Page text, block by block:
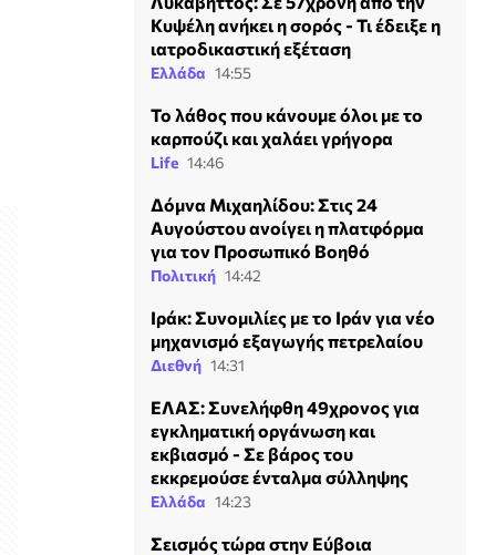
Κυψέλη ανήκει η σορός - Τι έδειξε η
ιατροδικαστική εξέταση
Ελλάδα 14:55
Το λάθος που κάνουμε όλοι με το
καρπούζι και χαλάει γρήγορα
Life 14:46
Δόμνα Μιχαηλίδου: Στις 24
Αυγούστου ανοίγει η πλατφόρμα
για τον Προσωπικό Βοηθό
Πολιτική 14:42
Ιράκ: Συνομιλίες με το Ιράν για νέο
μηχανισμό εξαγωγής πετρελαίου
Διεθνή 14:31
ΕΛΑΣ: Συνελήφθη 49χρονος για
εγκληματική οργάνωση και
εκβιασμό - Σε βάρος του
εκκρεμούσε ένταλμα σύλληψης
Ελλάδα 14:23
Σεισμός τώρα στην Εύβοια